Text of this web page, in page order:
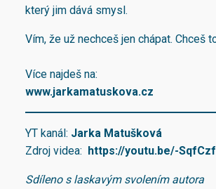
který jim dává smysl.
Vím, že už nechceš jen chápat. Chceš
Více najdeš na:
www.jarkamatuskova.cz
YT kanál: Jarka Matušková
Zdroj videa: https://youtu.be/-
Sdíleno s laskavým svolením autora